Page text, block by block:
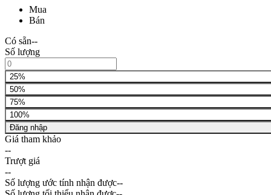
Mua
Bán
Có sẵn--
Số lượng
25%
50%
75%
100%
Đăng nhập
Giá tham khảo
--
Trượt giá
--
Số lượng ước tính nhận được--